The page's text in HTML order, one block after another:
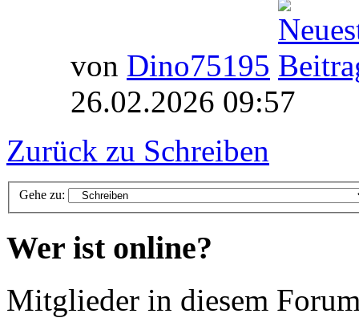
von Dino75195
26.02.2026 09:57
Zurück zu Schreiben
Gehe zu:
Wer ist online?
Mitglieder in diesem